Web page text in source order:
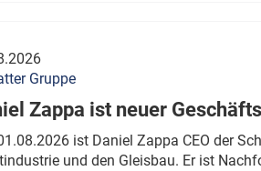
Gruppe
Zappa ist neuer
ist Daniel Zappa CEO der
und den Gleisbau. Er ist